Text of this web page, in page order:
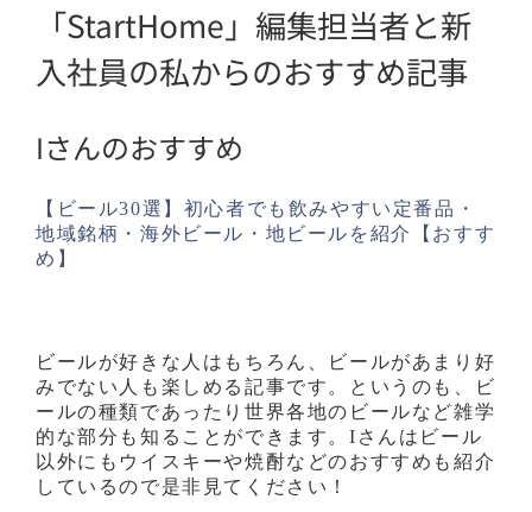
「StartHome」編集担当者と新
入社員の私からのおすすめ記事
Iさんのおすすめ
【ビール30選】初心者でも飲みやすい定番品・
地域銘柄・海外ビール・地ビールを紹介【おすす
め】
ビールが好きな人はもちろん、ビールがあまり好
みでない人も楽しめる記事です。というのも、ビ
ールの種類であったり世界各地のビールなど雑学
的な部分も知ることができます。Iさんはビール
以外にもウイスキーや焼酎などのおすすめも紹介
しているので是非見てください！